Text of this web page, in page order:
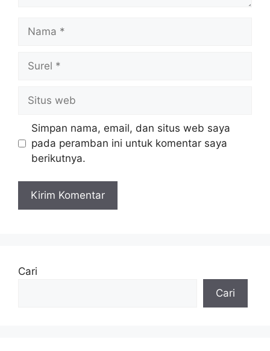
web
Simpan nama, email, dan situs web saya
pada peramban ini untuk komentar saya
berikutnya.
Cari
Cari